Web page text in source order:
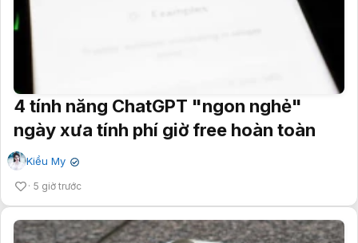
4 tính năng ChatGPT "ngon nghẻ"
ngày xưa tính phí giờ free hoàn toàn
Kiều My ✔
5 giờ trước